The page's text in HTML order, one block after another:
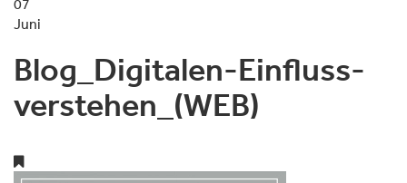
07
Juni
Blog_Digitalen-Einfluss-
verstehen_(WEB)